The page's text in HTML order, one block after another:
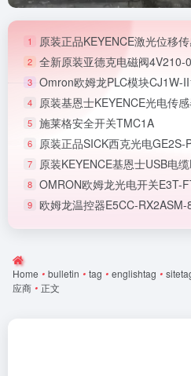
1 原装正品KEYENCE激光位移
2 全新原装亚德克电磁阀4V210-
3 Omron欧姆龙PLC模块CJ1W-
4 原装基恩士KEYENCE光电传
5 施莱格安全开关TMC1A
6 原装正品SICK西克光电GE2S-
7 原装KEYENCE基恩士USB电
8 OMRON欧姆龙光电开关E3T-
9 欧姆龙温控器E5CC-RX2ASM-
Home • bulletin • tag • englishtag •
应商 • 正文